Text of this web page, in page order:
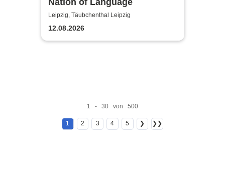
Nation of Language
Leipzig, Täubchenthal Leipzig
12.08.2026
1 - 30 von 500
1 2 3 4 5 ❯ ❯❯